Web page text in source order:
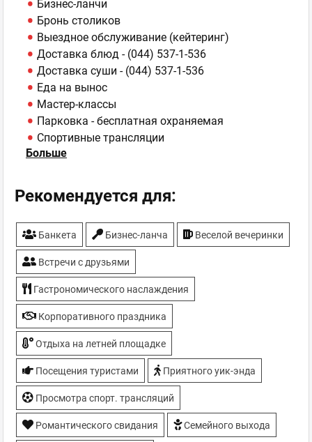
Бизнес-ланчи
Бронь столиков
Выездное обслуживание (кейтеринг)
Доставка блюд - (044) 537-1-536
Доставка суши - (044) 537-1-536
Еда на вынос
Мастер-классы
Парковка - бесплатная охраняемая
Спортивные трансляции
ТВ-плазмы
Больше
Рекомендуется для:
Банкета Бизнес-ланча Веселой вечеринки
Встречи с друзьями
Гастрономического наслаждения
Корпоративного праздника
Отдыха на летней площадке
Посещения туристами Приятного уик-энда
Просмотра спорт. трансляций
Романтического свидания Семейного выхода